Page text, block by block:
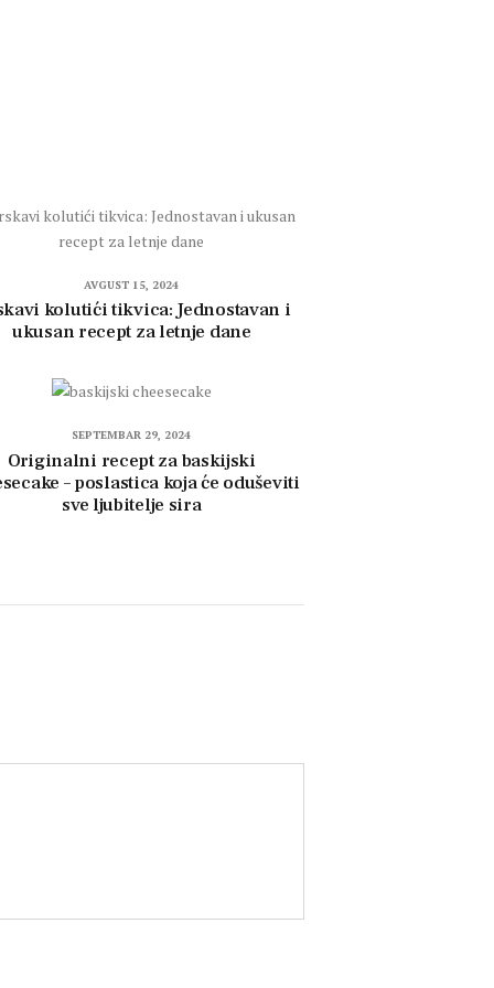
AVGUST 15, 2024
kolutići tikvica: Jednostavan i
ukusan recept za letnje dane
SEPTEMBAR 29, 2024
Originalni recept za baskijski
– poslastica koja će oduševiti
sve ljubitelje sira